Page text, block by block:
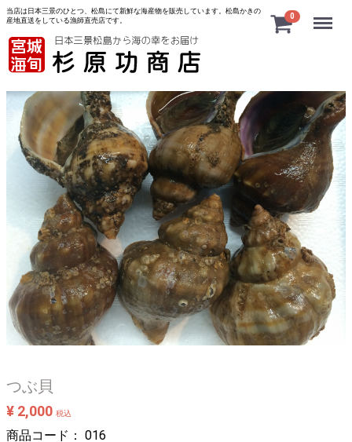
当店は日本三景のひとつ、松島にて新鮮な海産物を販売しています。松島かきの
産地直送をしている漁師直売店です。
0 Menu
つぶ貝
¥ 2,000 税込
商品コード： 016